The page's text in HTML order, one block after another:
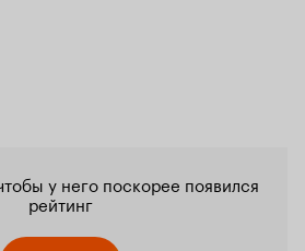
у него поскорее появился
рейтинг